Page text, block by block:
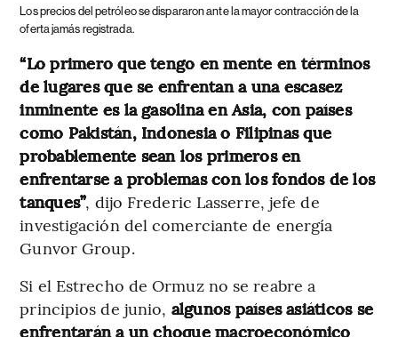
Los precios del petróleo se dispararon ante la mayor contracción de la
oferta jamás registrada.
“Lo primero que tengo en mente en términos
de lugares que se enfrentan a una escasez
inminente es la gasolina en Asia, con países
como Pakistán, Indonesia o Filipinas que
probablemente sean los primeros en
enfrentarse a problemas con los fondos de los
tanques”, dijo Frederic Lasserre, jefe de
investigación del comerciante de energía
Gunvor Group.
Si el Estrecho de Ormuz no se reabre a
principios de junio, algunos países asiáticos se
enfrentarán a un choque macroeconómico